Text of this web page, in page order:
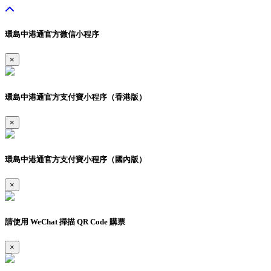
環島中港通官方微信小程序
×
環島中港通官方支付寶小程序（香港版）
×
環島中港通官方支付寶小程序（國內版）
×
請使用 WeChat 掃描 QR Code 購票
×